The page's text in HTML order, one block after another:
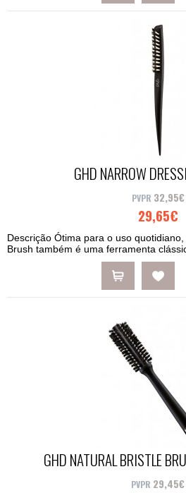
GHD NARROW
32,95€
29,65€
Descrição Ótima para o uso
Brush também é uma ferramenta
GHD NATURAL BRISTLE
29,45€